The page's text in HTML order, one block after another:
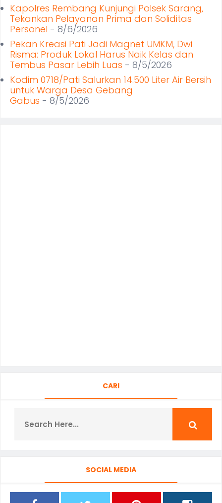
Kapolres Rembang Kunjungi Polsek Sarang,
Tekankan Pelayanan Prima dan Soliditas
Personel - 8/6/2026
Pekan Kreasi Pati Jadi Magnet UMKM, Dwi
Risma: Produk Lokal Harus Naik Kelas dan
Tembus Pasar Lebih Luas - 8/5/2026
Kodim 0718/Pati Salurkan 14.500 Liter Air Bersih
untuk Warga Desa Gebang
Gabus - 8/5/2026
CARI
SOCIAL MEDIA